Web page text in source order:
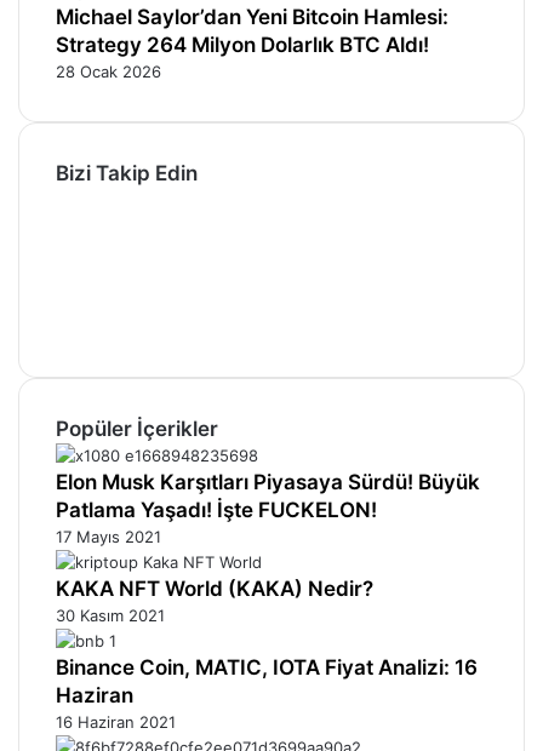
Michael Saylor’dan Yeni Bitcoin Hamlesi:
Strategy 264 Milyon Dolarlık BTC Aldı!
28 Ocak 2026
Bizi Takip Edin
Popüler İçerikler
Elon Musk Karşıtları Piyasaya Sürdü! Büyük
Patlama Yaşadı! İşte FUCKELON!
17 Mayıs 2021
KAKA NFT World (KAKA) Nedir?
30 Kasım 2021
Binance Coin, MATIC, IOTA Fiyat Analizi: 16
Haziran
16 Haziran 2021